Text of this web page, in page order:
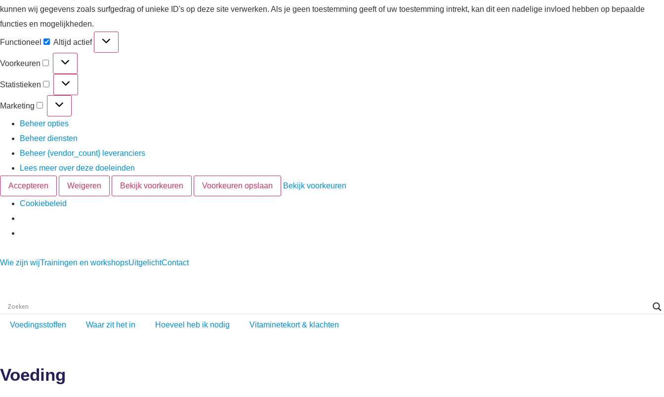
kunnen wij gegevens zoals surfgedrag of unieke ID's op deze site verwerken. Als je geen toestemming geeft of uw toestemming intrekt, kan dit een nadelige invloed hebben op bepaalde
functies en mogelijkheden.
Functioneel Altijd actief
Voorkeuren
Statistieken
Marketing
Beheer opties
Beheer diensten
Beheer {vendor_count} leveranciers
Lees meer over deze doeleinden
Accepteren Weigeren Bekijk voorkeuren Voorkeuren opslaan Bekijk voorkeuren
Cookiebeleid
Wie zijn wijTrainingen en workshopsUitgelichtContact
Voedingsstoffen Waar zit het in Hoeveel heb ik nodig Vitaminetekort & klachten
Voeding